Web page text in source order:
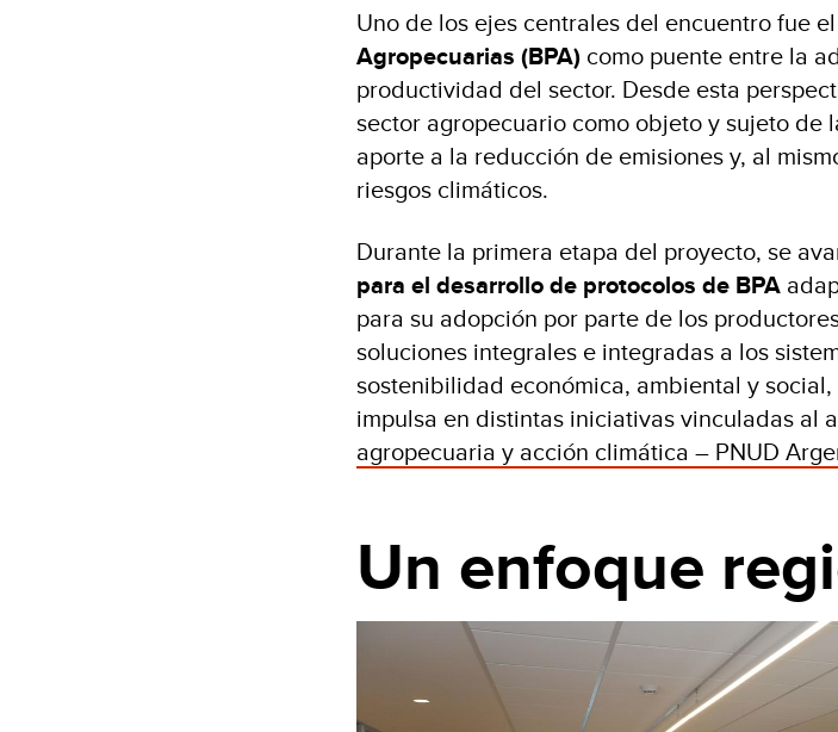
Uno de los ejes centrales del encuentro fue
Agropecuarias (BPA) como puente entre la
productividad del sector. Desde esta
sector agropecuario como objeto y sujeto de
aporte a la reducción de emisiones y, al
riesgos climáticos.
Durante la primera etapa del proyecto, se
para el desarrollo de protocolos de BPA
para su adopción por parte de los
soluciones integrales e integradas a los
sostenibilidad económica, ambiental y
impulsa en distintas iniciativas vinculadas al
agropecuaria y acción climática – PNUD
Un enfoque